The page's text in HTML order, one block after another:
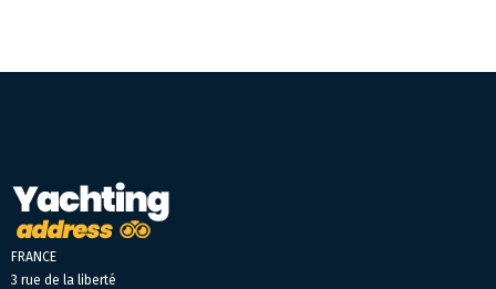
FRANCE
3 rue de la liberté